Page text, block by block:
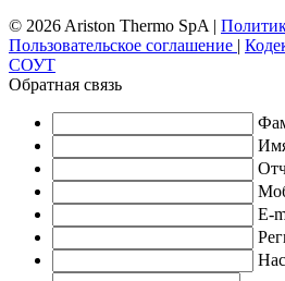
© 2026 Ariston Thermo SpA |
Пользовательское соглашение |
СОУТ
Обратная связь
E-